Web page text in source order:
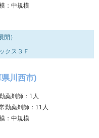
：中規模
開）
クス３Ｆ
川西市)
薬剤師：1人
勤薬剤師：11人
：中規模